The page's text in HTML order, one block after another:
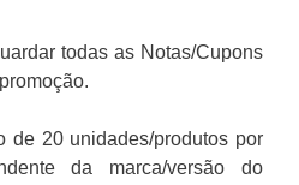
todas as Notas/Cupons
de 20 unidades/produtos por
da marca/versão do